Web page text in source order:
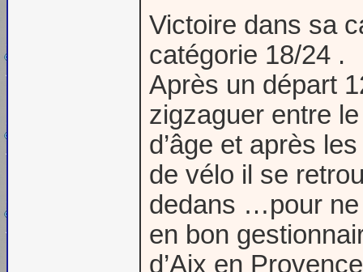
Victoire dans sa
catégorie 18/24 .
Après un départ
zigzaguer entre
d’âge et après
de vélo il se
dedans …pour ne
en bon
d’Aix en